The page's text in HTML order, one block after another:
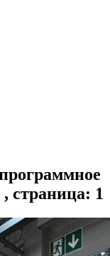
страница: 1